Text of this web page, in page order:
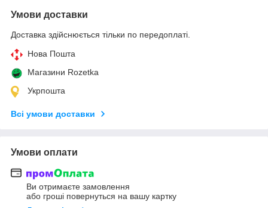
Умови доставки
Доставка здійснюється тільки по передоплаті.
Нова Пошта
Магазини Rozetka
Укрпошта
Всі умови доставки
Умови оплати
Ви отримаєте замовлення
або гроші повернуться на вашу картку